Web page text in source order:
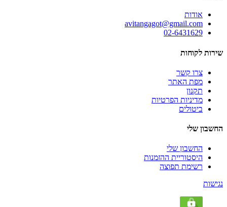
אודות
avitangagot@gmail.com
02-6431629
שירות לקוחות
צרו קשר
מפת האתר
תקנון
מדיניות הפרטיות
ביטולים
החשבון שלי
החשבון שלי
היסטוריית ההזמנות
רשימת תפוצה
נגישות